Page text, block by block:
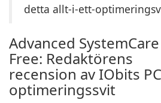
detta allt-i-ett-
Advanced SystemCare
Free: Redaktörens
recension av IObits
optimeringssvit